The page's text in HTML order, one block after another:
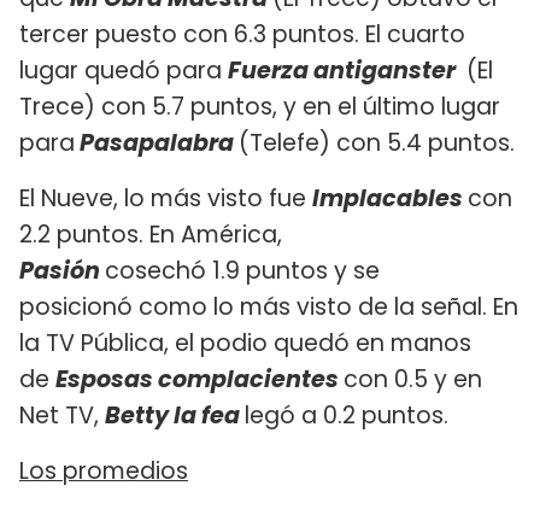
tercer puesto con 6.3 puntos. El cuarto
lugar quedó para Fuerza antiganster (El
Trece) con 5.7 puntos, y en el último lugar
paraPasapalabra (Telefe) con 5.4 puntos.
El Nueve, lo más visto fue Implacables con
2.2 puntos. En América,
Pasión cosechó 1.9 puntos y se
posicionó como lo más visto de la señal. En
la TV Pública, el podio quedó en manos
de Esposas complacientes con 0.5 y en
Net TV, Betty la fealegó a 0.2 puntos.
Los promedios